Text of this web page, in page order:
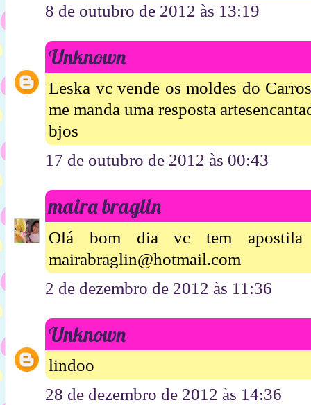
8 de outubro de 2012 às 13:19
Unknown
Leska vc vende os moldes do
me manda uma resposta
bjos
17 de outubro de 2012 às 00:43
maira braglin
Olá bom dia vc tem apostila
mairabraglin@hotmail.com
2 de dezembro de 2012 às 11:36
Unknown
lindoo
28 de dezembro de 2012 às 14:36